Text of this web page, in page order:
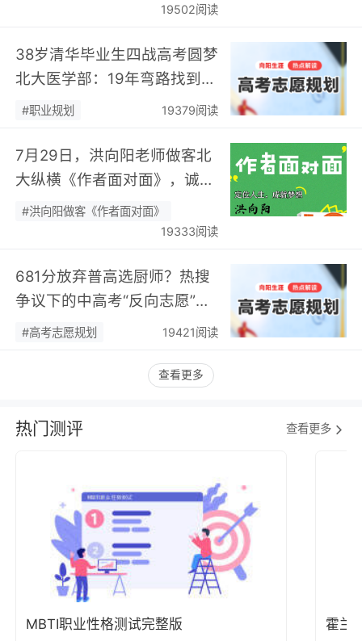
19502阅读
38岁清华毕业生四战高考圆梦
北大医学部：19年弯路找到终
身热爱，可幸又可惜！…
#职业规划 19379阅读
7月29日，洪向阳老师做客北
大纵横《作者面对面》，诚邀
您现场相聚！…
#洪向阳做客《作者面对面》
19333阅读
681分放弃普高选厨师？热搜
争议下的中高考“反向志愿”
潮，藏着职业规划新逻辑…
#高考志愿规划 19421阅读
查看更多
热门测评 查看更多
MBTI职业性格测试完整版 霍兰